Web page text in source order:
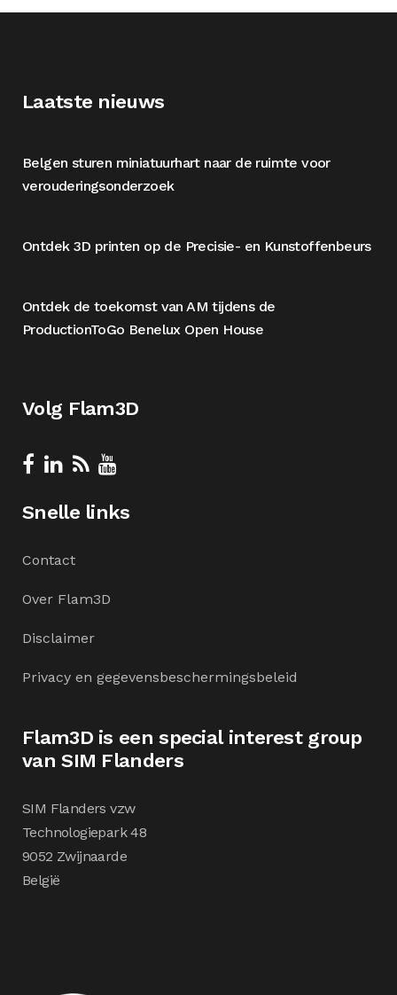
Laatste nieuws
Belgen sturen miniatuurhart naar de ruimte voor
verouderingsonderzoek
Ontdek 3D printen op de Precisie- en Kunstoffenbeurs
Ontdek de toekomst van AM tijdens de
ProductionToGo Benelux Open House
Volg Flam3D
Snelle links
Contact
Over Flam3D
Disclaimer
Privacy en gegevensbeschermingsbeleid
Flam3D is een special interest group
van SIM Flanders
SIM Flanders vzw
Technologiepark 48
9052 Zwijnaarde
België